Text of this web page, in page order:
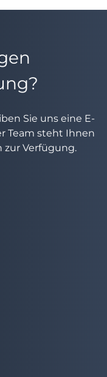
Sie uns eine E-
Team steht Ihnen
zur Verfügung.